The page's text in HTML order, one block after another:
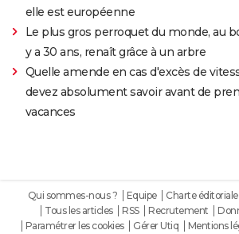
elle est européenne
Le plus gros perroquet du monde, au
y a 30 ans, renaît grâce à un arbre
Quelle amende en cas d'excès de
devez absolument savoir avant de
vacances
Qui sommes-nous ? Equipe Charte éditoriale
Tous les articles
RSS Recrutement
Paramétrer les cookies
Gérer Utiq Mentions